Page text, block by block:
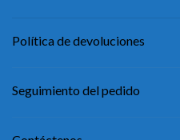
Política de devoluciones
Seguimiento del pedido